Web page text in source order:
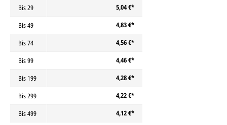
Bis29
5,04 €*
Bis49
4,83 €*
Bis74
4,56 €*
Bis99
4,46 €*
Bis 199
4,28 €*
Bis299
4,22 €*
Bis499
4,12 €*